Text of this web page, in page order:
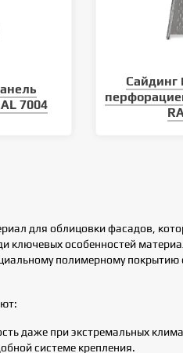
7004
Сайдинг
для облицовки фасадов,
особенностей
полимерному
даже при экстремальных
системе крепления.